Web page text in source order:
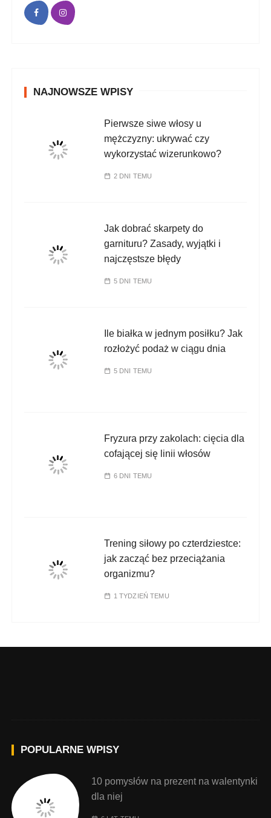
NAJNOWSZE WPISY
Pierwsze siwe włosy u
mężczyzny: ukrywać czy
wykorzystać wizerunkowo?
2 DNI TEMU
Jak dobrać skarpety do
garnituru? Zasady, wyjątki i
najczęstsze błędy
5 DNI TEMU
Ile białka w jednym posiłku? Jak
rozłożyć podaż w ciągu dnia
5 DNI TEMU
Fryzura przy zakolach: cięcia dla
cofającej się linii włosów
6 DNI TEMU
Trening siłowy po czterdziestce:
jak zacząć bez przeciążania
organizmu?
1 TYDZIEŃ TEMU
POPULARNE WPISY
10 pomysłów na prezent na walentynki
dla niej